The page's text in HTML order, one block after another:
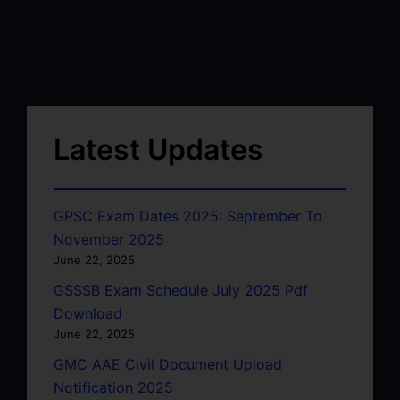
Latest Updates
GPSC Exam Dates 2025: September To
November 2025
June 22, 2025
GSSSB Exam Schedule July 2025 Pdf
Download
June 22, 2025
GMC AAE Civil Document Upload
Notification 2025